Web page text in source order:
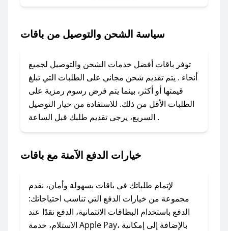
باستخدام تطبيق صحصح، يمكنك العثور بسهولة على
تواصل معنا عبر تويتر أو البريد الإلكتروني لإضافته
بسرعة.
### كيفية استخدام كود خصم باقات؟
1. انسخ كود الخصم من تطبيق صحصح.
2. الصقه في خانة الدفع عند التسوق من باقات.
### ماذا أفعل إذا لم يعمل كود الخصم؟
الرسائل الخاصة على تويتر أو البريد الإلكتروني،
وسنقوم بحل المشكلة في أسرع وقت ممكن.
### ماذا أفعل إذا لم أجد كود خصم لمتجري
سياسة الشحن والتوصيل من باقات
توفر باقات أفضل خدمات الشحن والتوصيل لجميع
أنحاء . يتم تقديم شحن مجاني على الطلبات التي تبلغ
قيمتها أو أكثر، بينما يتم فرض رسوم رمزية على
الطلبات الأقل من ذلك. للاستفادة من خيار التوصيل
السريع، يرجى تقديم طلبك قبل الساعة .
خيارات الدفع الآمنة مع باقات
لإتمام طلباتك في باقات بسهولة وأمان، نقدم
مجموعة من خيارات الدفع التي تناسب احتياجاتك:
الدفع باستخدام البطاقات الائتمانية، الدفع نقدًا عند
الاستلام، خدمة Apple Pay، بالإضافة إلى إمكانية